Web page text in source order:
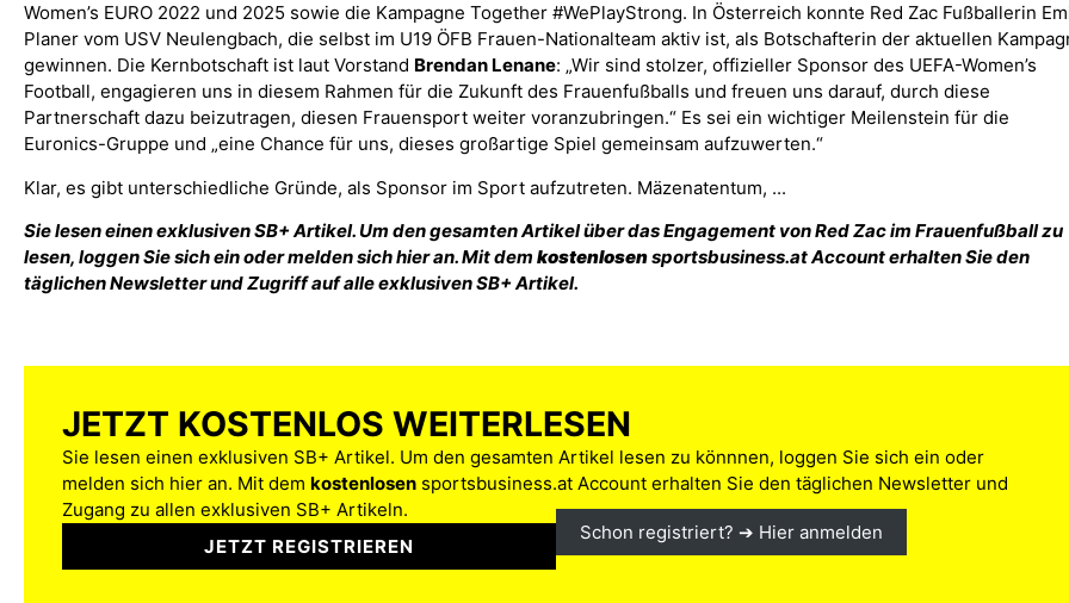
Women’s EURO 2022 und 2025 sowie die Kampagne Together #WePlayStrong. In Österreich konnte Red Zac Fußballerin
Planer vom USV Neulengbach, die selbst im U19 ÖFB Frauen-Nationalteam aktiv ist, als Botschafterin der aktuellen
gewinnen. Die Kernbotschaft ist laut Vorstand Brendan Lenane: „Wir sind stolzer, offizieller Sponsor des UEFA-Women’s
Football, engagieren uns in diesem Rahmen für die Zukunft des Frauenfußballs und freuen uns darauf, durch diese
Partnerschaft dazu beizutragen, diesen Frauensport weiter voranzubringen.“ Es sei ein wichtiger Meilenstein für die
Euronics-Gruppe und „eine Chance für uns, dieses großartige Spiel gemeinsam aufzuwerten.“
Klar, es gibt unterschiedliche Gründe, als Sponsor im Sport aufzutreten. Mäzenatentum, ...
Sie lesen einen exklusiven SB+ Artikel. Um den gesamten Artikel über das Engagement von Red Zac im Frauenfußball zu
lesen, loggen Sie sich ein oder melden sich hier an. Mit dem kostenlosensportsbusiness.at Account erhalten Sie den
täglichen Newsletter und Zugriff auf alle exklusiven SB+ Artikel.
JETZT KOSTENLOS WEITERLESEN
Sie lesen einen exklusiven SB+ Artikel. Um den gesamten Artikel lesen zu könnnen, loggen Sie sich ein oder
melden sich hier an. Mit dem kostenlosen sportsbusiness.at Account erhalten Sie den täglichen Newsletter und
Zugang zu allen exklusiven SB+ Artikeln.
JETZT REGISTRIEREN
Schon registriert? ➔ Hier anmelden